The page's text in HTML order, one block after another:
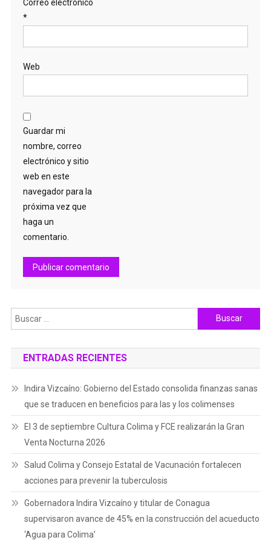
Correo electrónico
*
Web
Guardar mi
nombre, correo
electrónico y sitio
web en este
navegador para la
próxima vez que
haga un
comentario.
Buscar:
ENTRADAS RECIENTES
Indira Vizcaíno: Gobierno del Estado consolida finanzas sanas
que se traducen en beneficios para las y los colimenses
El 3 de septiembre Cultura Colima y FCE realizarán la Gran
Venta Nocturna 2026
Salud Colima y Consejo Estatal de Vacunación fortalecen
acciones para prevenir la tuberculosis
Gobernadora Indira Vizcaíno y titular de Conagua
supervisaron avance de 45% en la construcción del acueducto
‘Agua para Colima’